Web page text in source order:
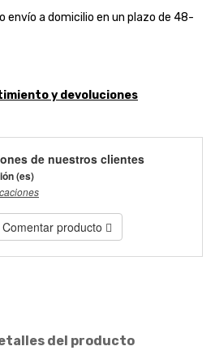
envío a domicilio en un plazo de 48-
y devoluciones
de nuestros clientes
(es)
Comentar producto
del producto